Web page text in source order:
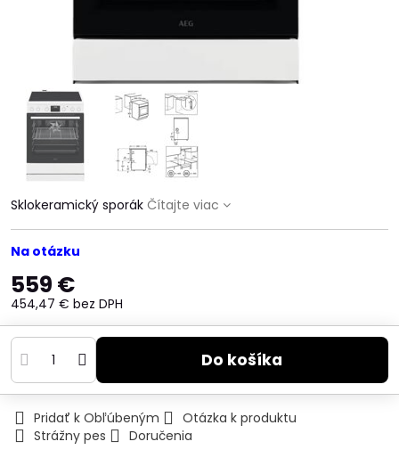
Sklokeramický sporák Čítajte viac
Na otázku
559 €
454,47 € bez DPH
Do košíka
Pridať k Obľúbeným
Otázka k produktu
Strážny pes
Doručenia